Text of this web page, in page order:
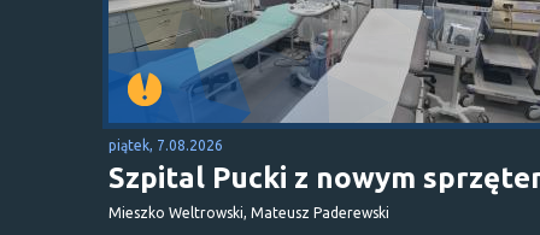
piątek, 7.08.2026
Szpital Pucki z nowym
Mieszko Weltrowski, Mateusz Paderewski